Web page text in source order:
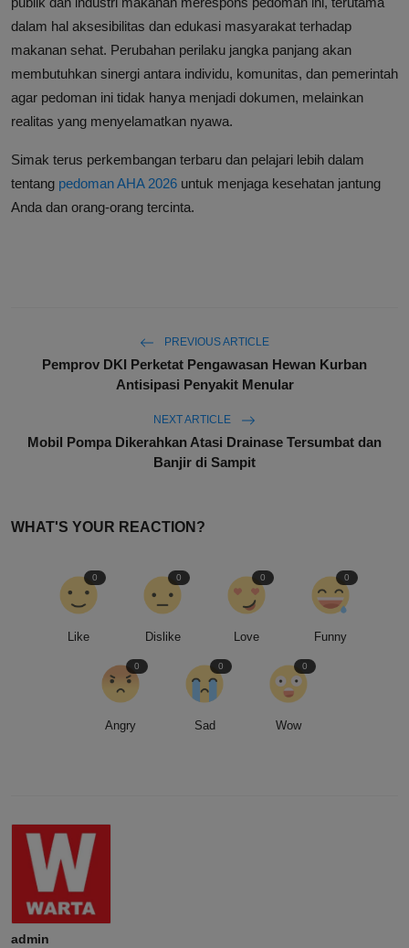
dalam hal aksesibilitas dan edukasi masyarakat terhadap
makanan sehat. Perubahan perilaku jangka panjang akan
membutuhkan sinergi antara individu, komunitas, dan pemerintah
agar pedoman ini tidak hanya menjadi dokumen, melainkan
realitas yang menyelamatkan nyawa.
Simak terus perkembangan terbaru dan pelajari lebih dalam
tentang pedoman AHA 2026 untuk menjaga kesehatan jantung
Anda dan orang-orang tercinta.
PREVIOUS ARTICLE
Pemprov DKI Perketat Pengawasan Hewan Kurban
Antisipasi Penyakit Menular
NEXT ARTICLE
Mobil Pompa Dikerahkan Atasi Drainase Tersumbat dan
Banjir di Sampit
WHAT'S YOUR REACTION?
Like
0
Dislike
0
Love
0
Funny
0
Angry
0
Sad
0
Wow
0
admin